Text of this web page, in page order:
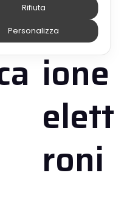
uraz
ione
elett
roni
Rifiuta
Personalizza